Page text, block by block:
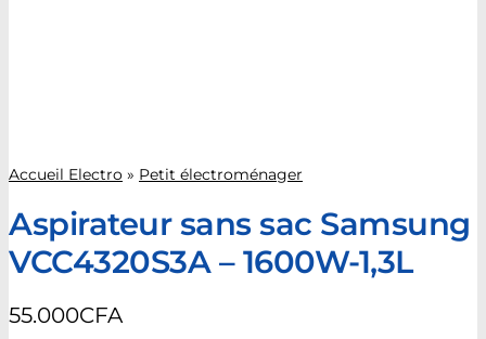
Accueil Electro » Petit électroménager
Aspirateur sans sac Samsung
VCC4320S3A – 1600W-1,3L
55.000CFA